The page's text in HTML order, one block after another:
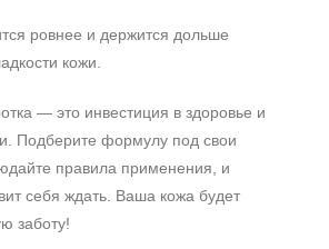
ровнее и держится дольше
кожи.
— это инвестиция в здоровье и
Подберите формулу под свои
правила применения, и
себя ждать. Ваша кожа будет
заботу!